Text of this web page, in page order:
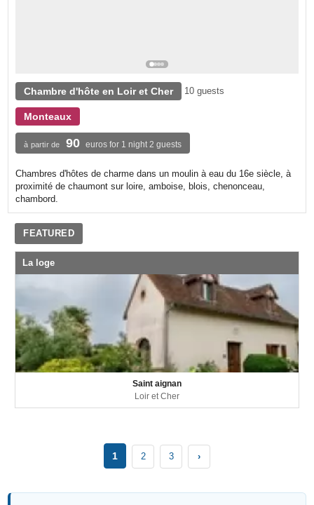
FEATURED
La loge
Saint aignan
Loir et Cher
Chambre d'hôte en Loir et Cher 10 guests
Monteaux
à partir de 90 euros for 1 night 2 guests
Chambres d'hôtes de charme dans un moulin à eau du 16e siècle, à
proximité de chaumont sur loire, amboise, blois, chenonceau,
chambord.
1 2 3 ›